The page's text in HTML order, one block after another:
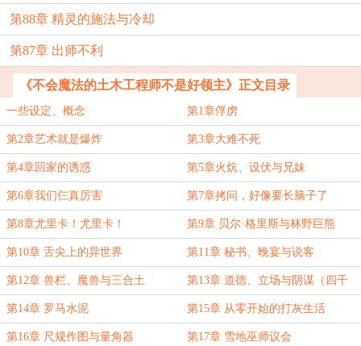
第88章 精灵的施法与冷却
第87章 出师不利
《不会魔法的土木工程师不是好领主》正文目录
一些设定、概念 第1章俘虏
第2章艺术就是爆炸 第3章大难不死
第4章回家的诱惑 第5章火炕、设伏与兄妹
第6章我们仨真厉害 第7章拷问，好像要长脑子了
第8章尤里卡！尤里卡！ 第9章 贝尔·格里斯与林野巨熊
第10章 舌尖上的异世界 第11章 秘书、晚宴与说客
第12章 兽栏、魔兽与三合土 第13章 道德、立场与阴谋（四千
字）
第14章 罗马水泥 第15章 从零开始的打灰生活
第16章 尺规作图与量角器 第17章 雪地巫师议会